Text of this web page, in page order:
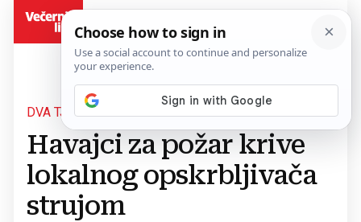
DVA TJEDNA NAKON SMRTONOSNIH POŽARA
Havajci za požar krive
lokalnog opskrbljivača
strujom